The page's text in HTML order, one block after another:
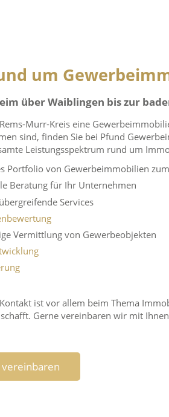
um
über Waiblingen bis zur
Murr-Kreis eine
sind, finden Sie bei Pfund
Leistungsspektrum rund um
Portfolio von Gewerbeimmobilien zum
Beratung für Ihr Unternehmen
Services
Vermittlung von Gewerbeobjekten
ist vor allem beim Thema
Gerne vereinbaren wir mit